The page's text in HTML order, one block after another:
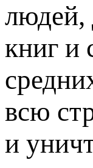
людей,
книг и
всю
и